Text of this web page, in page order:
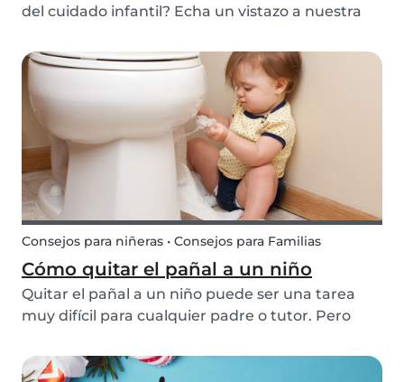
del cuidado infantil? Echa un vistazo a nuestra
información sobre cómo vestir a un niños,
cambios de pañales, pataletas, dieta nutricional,
primer...
Consejos para niñeras • Consejos para Familias
Cómo quitar el pañal a un niño
Quitar el pañal a un niño puede ser una tarea
muy difícil para cualquier padre o tutor. Pero
conseguirás tener a un niño super seguro de sí